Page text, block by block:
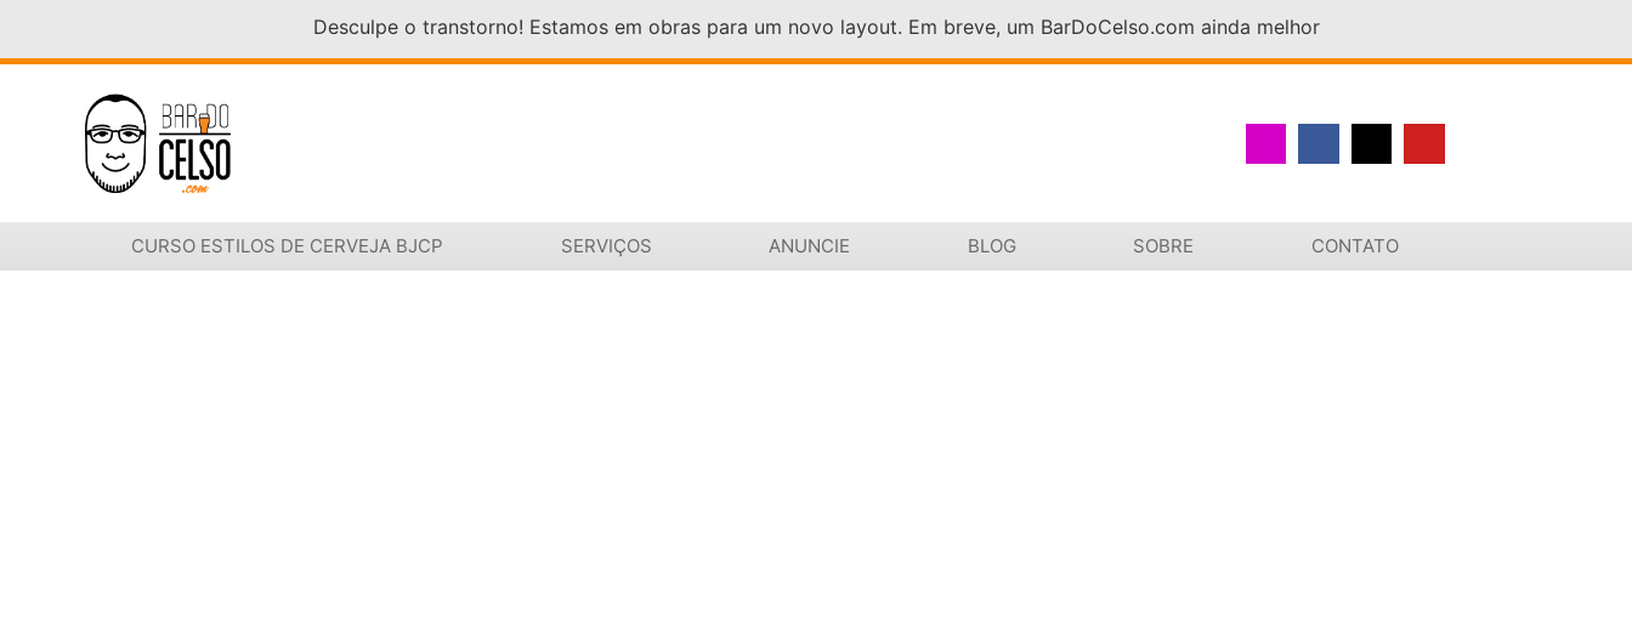
Desculpe o transtorno! Estamos em obras para um novo layout. Em breve, um BarDoCelso.com ainda melhor
CURSO ESTILOS DE CERVEJA BJCP SERVIÇOS ANUNCIE BLOG SOBRE CONTATO